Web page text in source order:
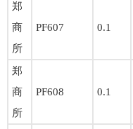
郑
商
所
PF607 0.1
郑
商
所
PF608 0.1